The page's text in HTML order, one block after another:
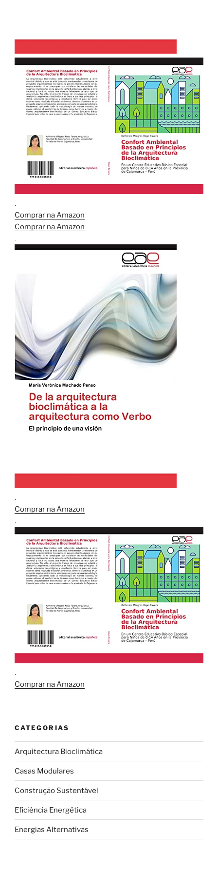
.
Comprar na Amazon
Comprar na Amazon
.
.
Comprar na Amazon
.
.
Comprar na Amazon
CATEGORIAS
Arquitectura Bioclimática
Casas Modulares
Construção Sustentável
Eficiência Energética
Energias Alternativas